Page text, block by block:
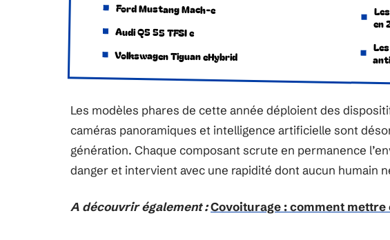
Ford Mustang Mach-e
Audi Q5 55 TFSI e
Volkswagen Tiguan eHybrid
en
Les modèles phares de cette année déploient des
caméras panoramiques et intelligence artificielle sont
génération. Chaque composant scrute en permanence
danger et intervient avec une rapidité dont aucun humain
A découvrir également :Covoiturage : comment